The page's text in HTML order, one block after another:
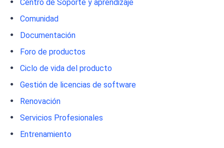
Centro de Soporte y aprendizaje
Comunidad
Documentación
Foro de productos
Ciclo de vida del producto
Gestión de licencias de software
Renovación
Servicios Profesionales
Entrenamiento